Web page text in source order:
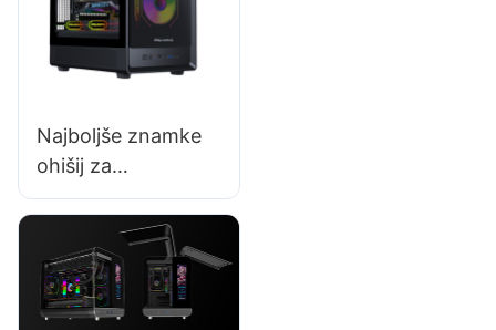
Najboljše znamke
ohišij za
računalnike, s
katerimi bi morali
sodelovati